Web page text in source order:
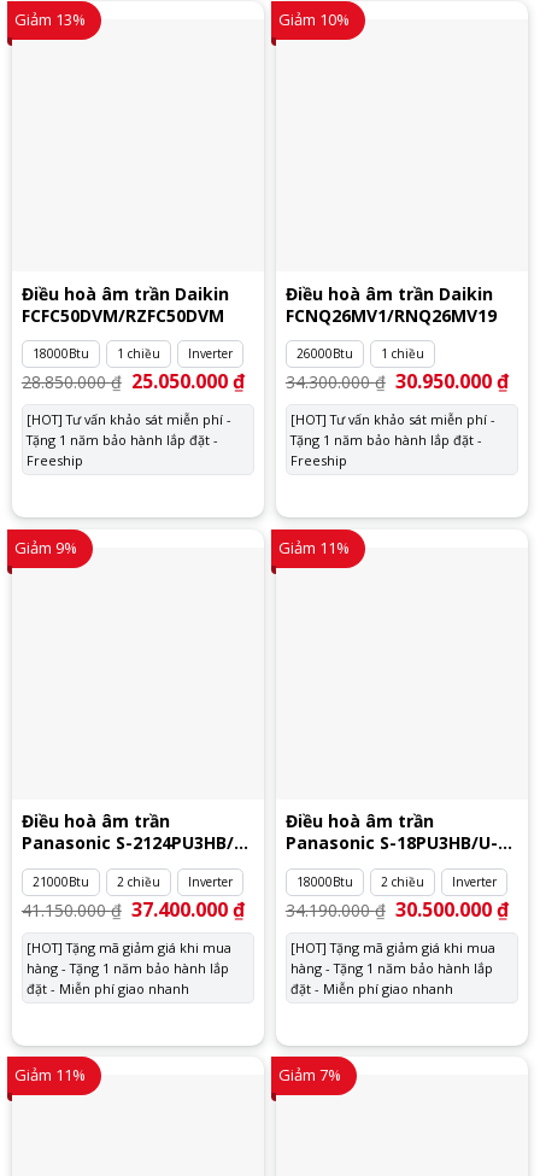
Giảm 13%
Điều hoà âm trần Daikin
FCFC50DVM/RZFC50DVM
18000Btu 1 chiều Inverter
28.850.000₫ Giá
gốc
là:
28.850.000 ₫.
25.050.000₫Giá
tại
25.050.000 ₫.
[HOT] Tư vấn khảo sát miễn phí -
Tặng 1 năm bảo hành lắp đặt -
Freeship
Giảm 10%
Điều hoà âm trần Daikin
FCNQ26MV1/RNQ26MV19
26000Btu 1 chiều
34.300.000₫ Giá
gốc
là:
34.300.000 ₫.
30.950.000₫Giá
tại
[HOT] Tư vấn khảo sát miễn phí -
Tặng 1 năm bảo hành lắp đặt -
Freeship
Giảm 9%
Điều hoà âm trần
Panasonic S-2124PU3HB/U-
21PZ3H5
21000Btu 2 chiều Inverter
41.150.000₫ Giá
gốc
là:
41.150.000 ₫.
37.400.000₫Giá
tại
37.400.000 ₫.
[HOT] Tặng mã giảm giá khi mua
hàng - Tặng 1 năm bảo hành lắp
đặt - Miễn phí giao nhanh
Giảm 11%
Điều hoà âm trần
Panasonic S-18PU3HB/U-
18PZ3H5
18000Btu 2 chiều Inverter
34.190.000₫ Giá
gốc
là:
34.190.000 ₫.
30.500.000₫Giá
tại
[HOT] Tặng mã giảm giá khi mua
hàng - Tặng 1 năm bảo hành lắp
đặt - Miễn phí giao nhanh
Giảm 11% Giảm 7%